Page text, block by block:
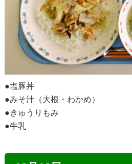
●塩豚丼
●みそ汁（大根・わかめ）
●きゅうりもみ
●牛乳